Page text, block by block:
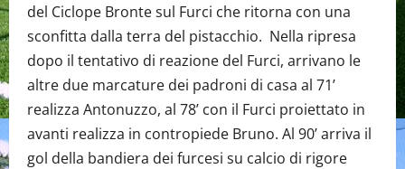
del Ciclope Bronte sul Furci che ritorna con una
sconfitta dalla terra del pistacchio. Nella ripresa
dopo il tentativo di reazione del Furci, arrivano le
altre due marcature dei padroni di casa al 71’
realizza Antonuzzo, al 78’ con il Furci proiettato in
avanti realizza in contropiede Bruno. Al 90’ arriva il
gol della bandiera dei furcesi su calcio di rigore